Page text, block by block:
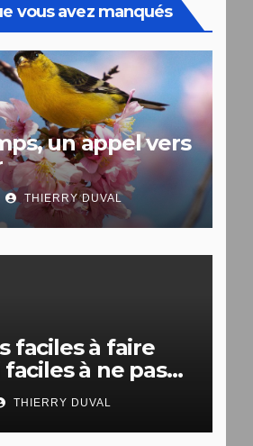
vous avez manqués
un appel vers
THIERRY DUVAL
faciles à faire
à ne pas
THIERRY DUVAL